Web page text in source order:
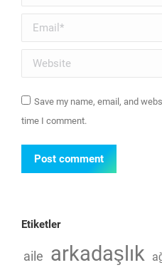
Email *
Website
Save my name, email, and
time I comment.
Post comment
Etiketler
aile arkadaşlık